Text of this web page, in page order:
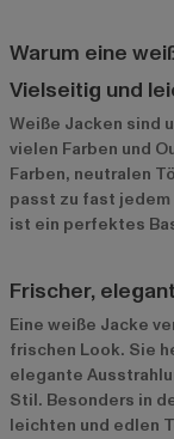
Warum eine
Vielseitig und
Weiße Jacken sind
vielen Farben und
Farben, neutralen
passt zu fast
ist ein perfektes
Frischer,
Eine weiße Jacke
frischen Look. Sie
elegante
Stil. Besonders in
leichten und edlen